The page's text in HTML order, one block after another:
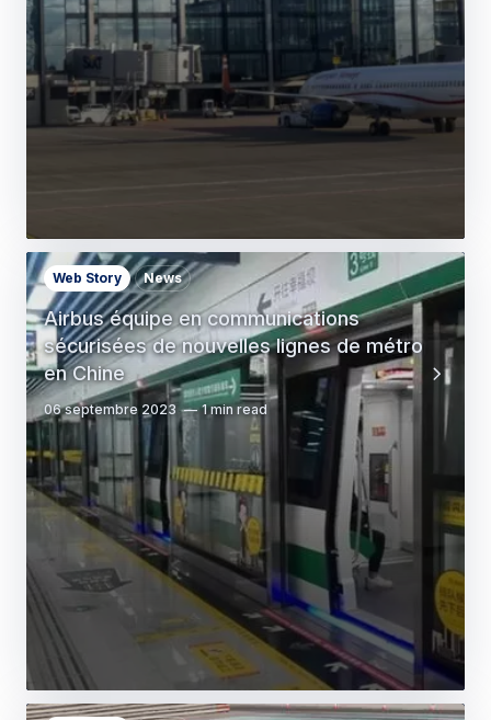
Airbus équipe en communications
sécurisées de nouvelles lignes de métro
en Chine
Web Story News
06 septembre 2023 1 min read